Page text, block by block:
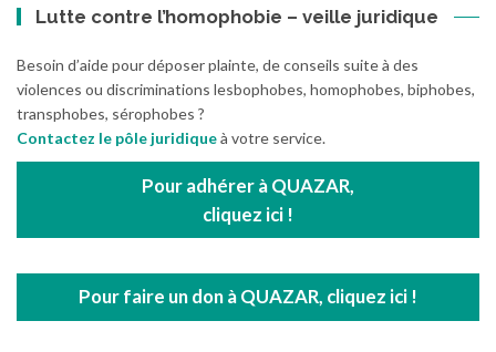
Lutte contre l’homophobie – veille juridique
Besoin d’aide pour déposer plainte, de conseils suite à des
violences ou discriminations lesbophobes, homophobes, biphobes,
transphobes, sérophobes ?
Contactez le pôle juridiqueà votre service.
Pour adhérer à QUAZAR,
cliquez ici !
Pour faire un don à QUAZAR, cliquez ici !